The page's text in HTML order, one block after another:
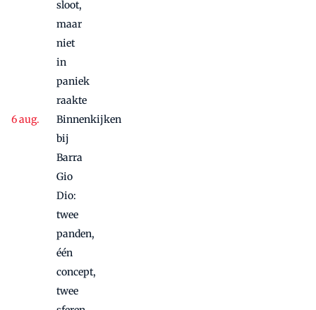
sloot,
maar
niet
in
paniek
raakte
Binnenkijken
bij
Barra
Gio
Dio:
twee
panden,
één
concept,
twee